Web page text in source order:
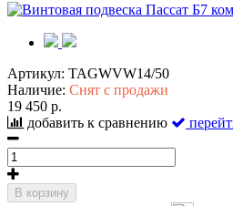
Артикул: TAGWVW14/50
Наличие: Снят с продажи
19 450 р.
добавить к сравнению
В корзину